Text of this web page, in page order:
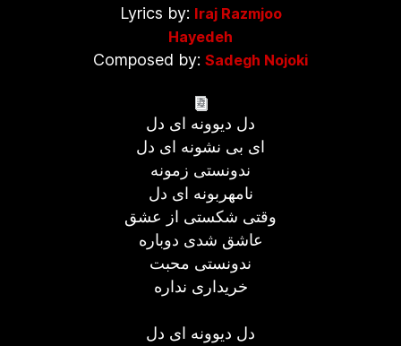
Lyrics by: Iraj Razmjoo
Hayedeh
Composed by: Sadegh Nojoki
دل دیوونه ای دل
ای بی نشونه ای دل
ندونستی زمونه
نامهربونه ای دل
وقتی شکستی از عشق
عاشق شدی دوباره
ندونستی محبت
خریداری نداره
دل دیوونه ای دل